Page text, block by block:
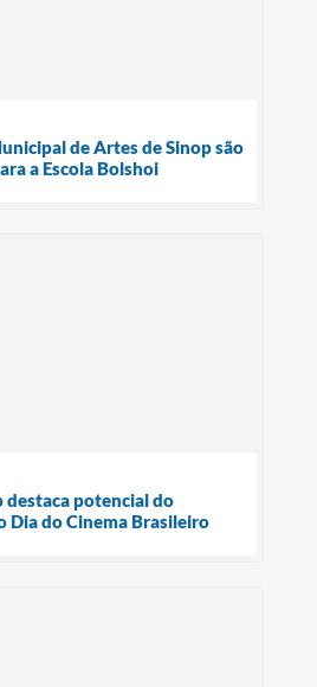
de Artes de Sinop são
a Escola Bolshoi
destaca potencial do
Dia do Cinema Brasileiro